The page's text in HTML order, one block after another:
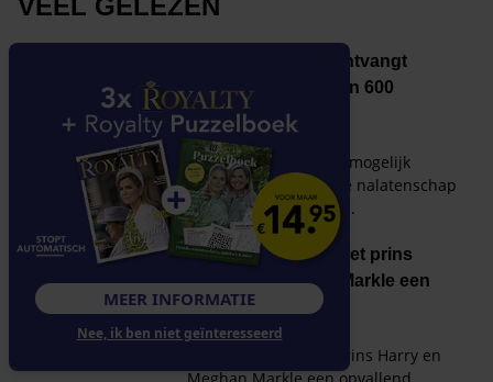
MEER INFORMATIE
Nee, ik ben niet geïnteresseerd